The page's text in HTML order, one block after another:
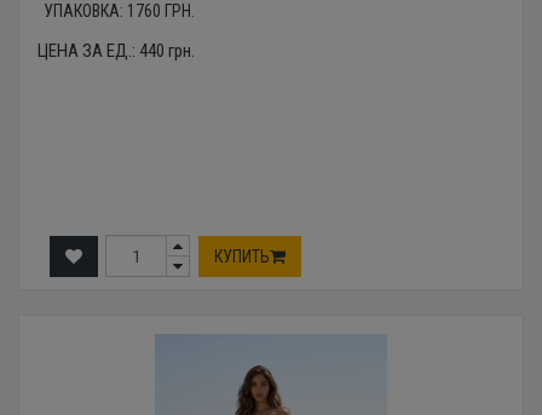
УПАКОВКА: 1760 ГРН.
ЦЕНА ЗА ЕД.: 440 грн.
КУПИТЬ